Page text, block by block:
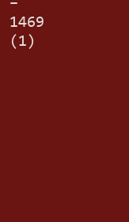
–
1469
(1)